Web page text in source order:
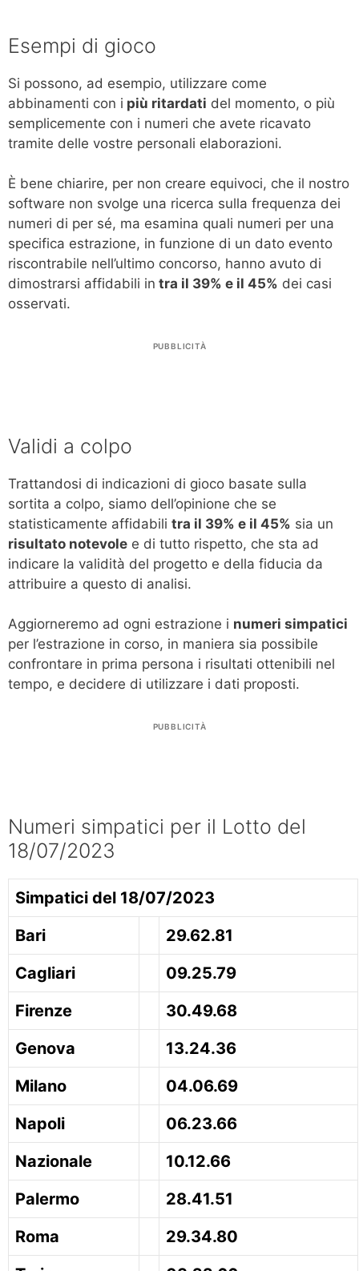
Esempi di gioco
Si possono, ad esempio, utilizzare come
abbinamenti con i più ritardati del momento, o più
semplicemente con i numeri che avete ricavato
tramite delle vostre personali elaborazioni.
È bene chiarire, per non creare equivoci, che il nostro
software non svolge una ricerca sulla frequenza dei
numeri di per sé, ma esamina quali numeri per una
specifica estrazione, in funzione di un dato evento
riscontrabile nell’ultimo concorso, hanno avuto di
dimostrarsi affidabili in tra il 39% e il 45% dei casi
osservati.
PUBBLICITÀ
Validi a colpo
Trattandosi di indicazioni di gioco basate sulla
sortita a colpo, siamo dell’opinione che se
statisticamente affidabili tra il 39% e il 45% sia un
risultato notevole e di tutto rispetto, che sta ad
indicare la validità del progetto e della fiducia da
attribuire a questo di analisi.
Aggiorneremo ad ogni estrazione i numeri simpatici
per l’estrazione in corso, in maniera sia possibile
confrontare in prima persona i risultati ottenibili nel
tempo, e decidere di utilizzare i dati proposti.
PUBBLICITÀ
Numeri simpatici per il Lotto del
18/07/2023
Simpatici del 18/07/2023
Bari
29.62.81
Cagliari
09.25.79
Firenze
30.49.68
Genova
13.24.36
Milano
04.06.69
Napoli
06.23.66
Nazionale
10.12.66
Palermo
28.41.51
Roma
29.34.80